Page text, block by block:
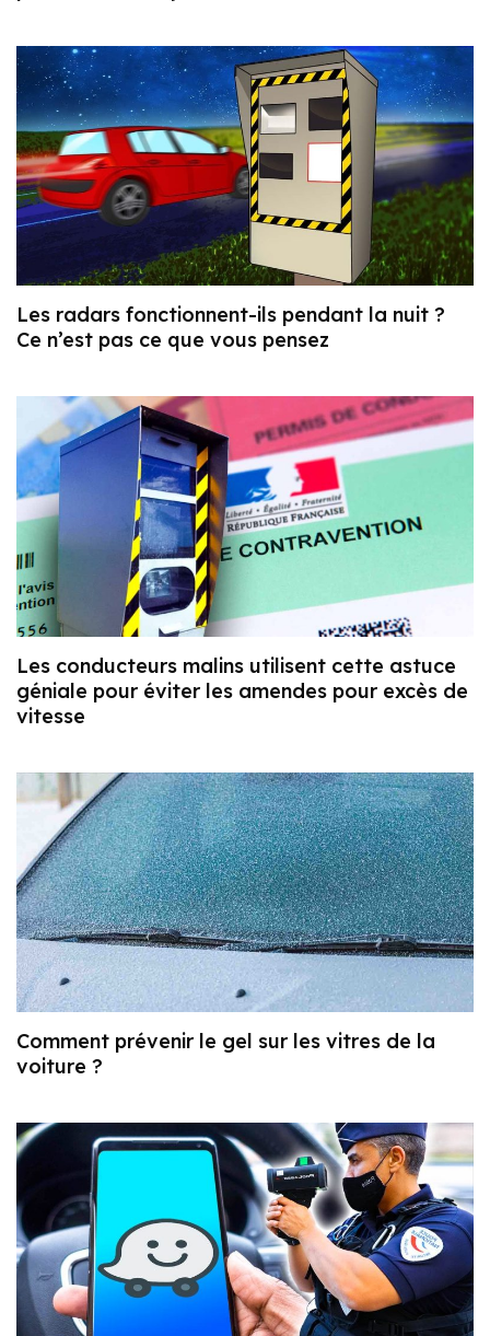
Les radars fonctionnent-ils pendant la nuit ?
Ce n’est pas ce que vous pensez
Les conducteurs malins utilisent cette astuce
géniale pour éviter les amendes pour excès de
vitesse
Comment prévenir le gel sur les vitres de la
voiture ?